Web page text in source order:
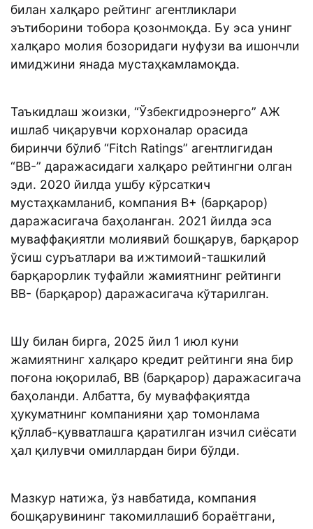
билан халқаро рейтинг агентликлари
эътиборини тобора қозонмоқда. Бу эса унинг
халқаро молия бозоридаги нуфузи ва ишончли
имиджини янада мустаҳкамламоқда.
Таъкидлаш жоизки, “Ўзбекгидроэнерго” АЖ
ишлаб чиқарувчи корхоналар орасида
биринчи бўлиб “Fitch Ratings” агентлигидан
“BB-” даражасидаги халқаро рейтингни олган
эди. 2020 йилда ушбу кўрсаткич
мустаҳкамланиб, компания B+ (барқарор)
даражасигача баҳоланган. 2021 йилда эса
муваффақиятли молиявий бошқарув, барқарор
ўсиш суръатлари ва ижтимоий-ташкилий
барқарорлик туфайли жамиятнинг рейтинги
BB- (барқарор) даражасигача кўтарилган.
Шу билан бирга, 2025 йил 1 июл куни
жамиятнинг халқаро кредит рейтинги яна бир
поғона юқорилаб, BB (барқарор) даражасигача
баҳоланди. Албатта, бу муваффақиятда
ҳукуматнинг компанияни ҳар томонлама
қўллаб-қувватлашга қаратилган изчил сиёсати
ҳал қилувчи омиллардан бири бўлди.
Мазкур натижа, ўз навбатида, компания
бошқарувининг такомиллашиб бораётгани,